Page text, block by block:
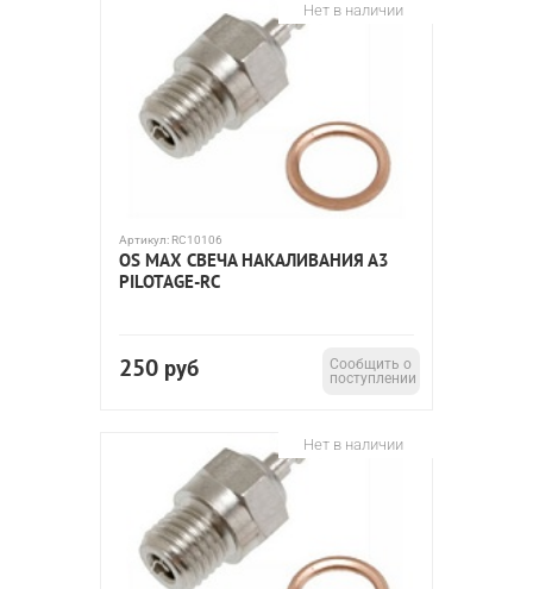
Нет в наличии
Артикул: RC10106
OS MAX СВЕЧА НАКАЛИВАНИЯ А3
PILOTAGE-RC
250 руб
Сообщить о
поступлении
Нет в наличии